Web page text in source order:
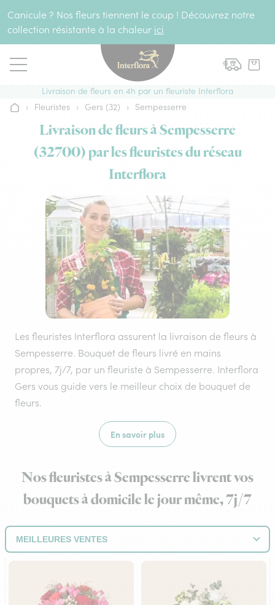
Canicule ? Nos fleurs tiennent le coup ! Découvrez notre
collection résistante à la chaleur ici
Livraison de fleurs en 4h par un fleuriste Interflora
Accueil
› Fleuristes › Gers (32) › Sempesserre
Livraison de fleurs à Sempesserre
(32700) par les fleuristes du réseau
Interflora
Les fleuristes Interflora assurent la livraison de fleurs à
Sempesserre. Bouquet de fleurs livré en mains
propres, 7j/7, par un fleuriste à Sempesserre. Interflora
Gers vous guide vers le meilleur choix de bouquet de
fleurs.
En savoir plus
Nos fleuristes à Sempesserre livrent vos
bouquets à domicile le jour même, 7j/7